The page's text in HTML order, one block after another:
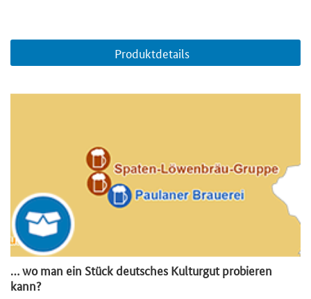
Produktdetails
… wo man ein Stück deutsches Kulturgut probieren
kann?